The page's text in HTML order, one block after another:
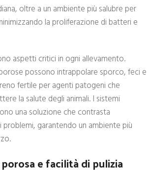
oltre a un ambiente più salubre per
la proliferazione di batteri e
aspetti critici in ogni allevamento.
possono intrappolare sporco, feci e
fertile per agenti patogeni che
la salute degli animali. I sistemi
una soluzione che contrasta
garantendo un ambiente più
e facilità di pulizia